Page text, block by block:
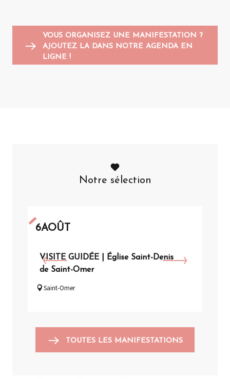
VOUS ORGANISEZ UNE MANIFESTATION ?
AJOUTEZ LA DANS NOTRE AGENDA EN
LIGNE !
Notre sélection
6AOÛT
VISITE GUIDÉE | Église Saint-Denis
de Saint-Omer
Saint-Omer
TOUTES LES MANIFESTATIONS